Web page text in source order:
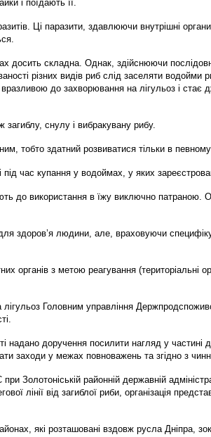
і поїдають її.
Ці паразити, здавлюючи внутрішні
складна. Однак, здійснюючи
різних видів риб слід заселяти
до захворювання на лігульоз і
снулу і вибракувану рибу.
тобто здатний розвиватися тільки в
під час купання у водоймах, у яких
до використання в їжу виключно патраною.
людини, але, враховуючи специфіку
органів з метою реагування
Головним управління
надано доручення посилити нагляд у
заходи у межах повноважень та згідно з
Золотоніській районній державній
лінії від загиблої риби, організація
які розташовані вздовж русла Дніпра,